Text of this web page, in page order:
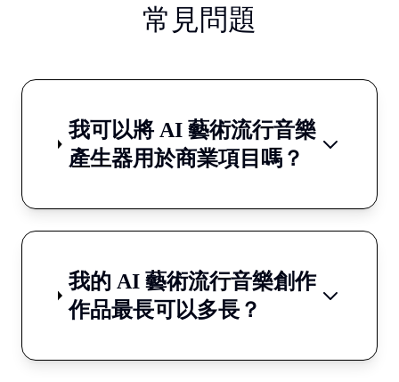
常見問題
我可以將 AI 藝術流行音樂
產生器用於商業項目嗎？
我的 AI 藝術流行音樂創作
作品最長可以多長？